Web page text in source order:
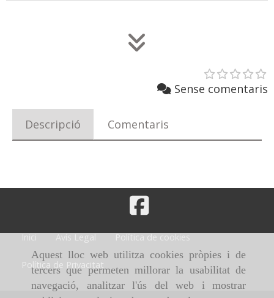
Aquest lloc web utilitza cookies pròpies i de
tercers que permeten millorar la usabilitat de
navegació, analitzar l'ús del web i mostrar
Sense comentaris
Descripció Comentaris
Inici Avís Legal Política de cookies
Política de Privacitat